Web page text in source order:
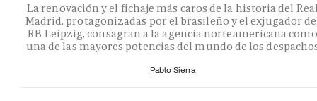
La renovación y el fichaje más caros de la historia del
Madrid, protagonizadas por el brasileño y el exjugador
RB Leipzig, consagran a la agencia norteamericana como
una de las mayores potencias del mundo de los
Pablo Sierra